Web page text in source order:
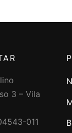
3 – Vila
011